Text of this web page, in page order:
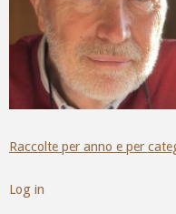
Raccolte per anno e per
Log in